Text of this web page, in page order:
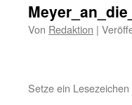
Von Redaktion |
Setze ein